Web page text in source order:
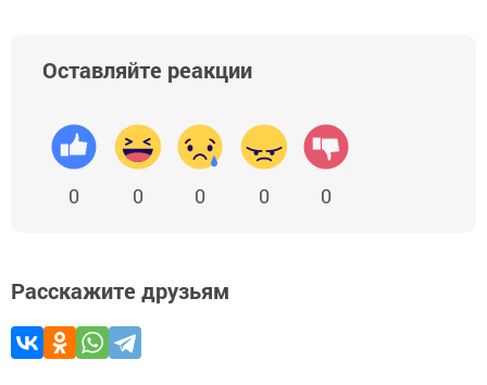
Оставляйте реакции
0 0 0 0 0
Расскажите друзьям